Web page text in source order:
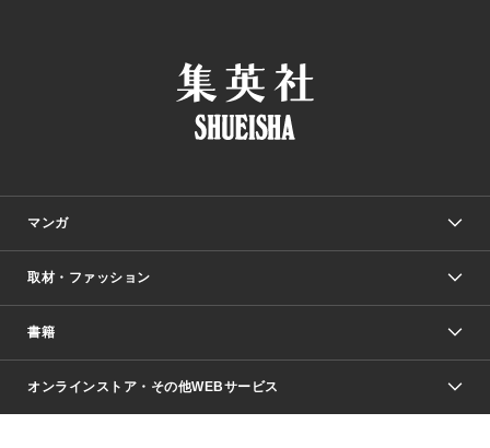
マンガ
少年マンガ
Vジャンプ
週刊ヤングジャンプ
少女マンガ
取材・ファッション
Seventeen
芸能・情報・スポーツ
書籍
文芸・文庫・総合
オンラインストア・その他WEBサービス